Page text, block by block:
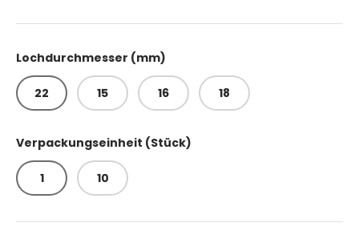
Lochdurchmesser (mm)
22 15 16 18
Verpackungseinheit (Stück)
1 10